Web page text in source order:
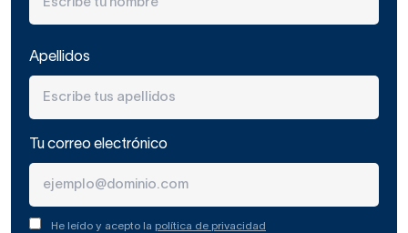
Apellidos
Tu correo electrónico
He leído y acepto la política de privacidad